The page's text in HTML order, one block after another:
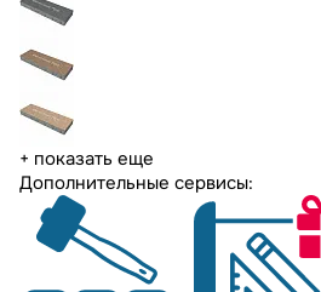
+ показать еще
Дополнительные сервисы: